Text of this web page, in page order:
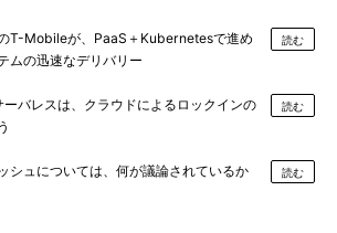
T-Mobileが、PaaS＋Kubernetesで進め
ムの迅速なデリバリー
読む
バレスは、クラウドによるロックインの
読む
シュについては、何が議論されているか 読む